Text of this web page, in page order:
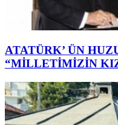
ATATÜRK’ ÜN
“MİLLETİMİZİN